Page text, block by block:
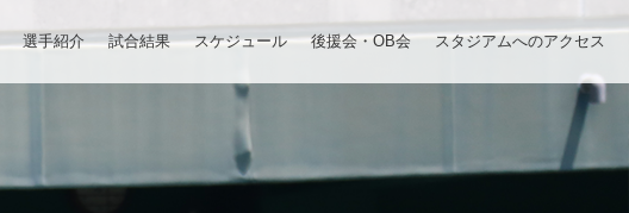
選手紹介 試合結果 スケジュール 後援会・OB会 スタジアムへのアクセス